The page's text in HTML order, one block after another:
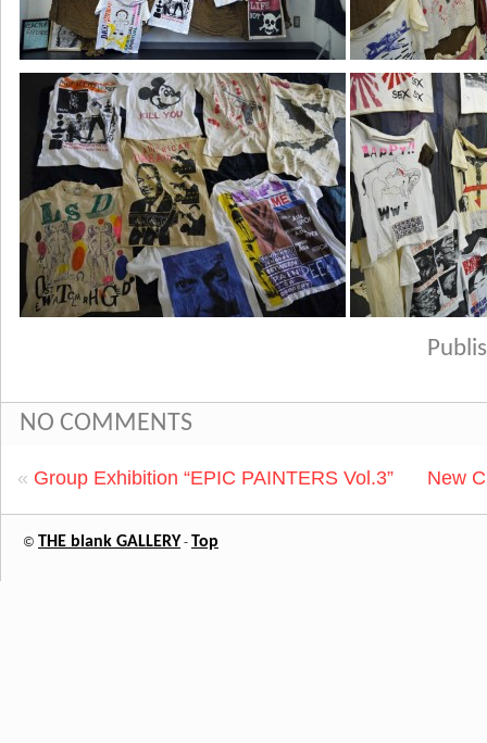
NO COMMENTS
New
« Group Exhibition “EPIC PAINTERS Vol.3”
© THE blank GALLERY - Top